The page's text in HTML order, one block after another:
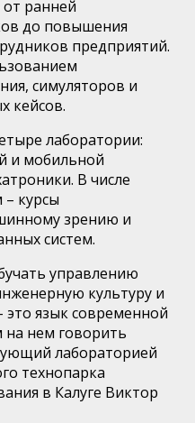
от ранней
до повышения
предприятий.
симуляторов и
кейсов.
лаборатории:
и мобильной
. В числе
– курсы
зрению и
систем.
управлению
культуру и
это язык современной
на нем говорить
лабораторией
технопарка
в Калуге Виктор